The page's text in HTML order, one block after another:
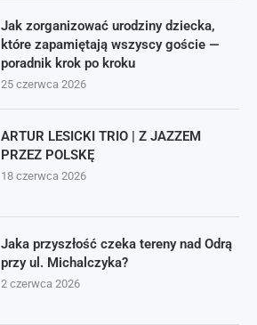
Jak zorganizować urodziny dziecka,
które zapamiętają wszyscy goście —
poradnik krok po kroku
25 czerwca 2026
ARTUR LESICKI TRIO | Z JAZZEM
PRZEZ POLSKĘ
18 czerwca 2026
Jaka przyszłość czeka tereny nad Odrą
przy ul. Michalczyka?
2 czerwca 2026